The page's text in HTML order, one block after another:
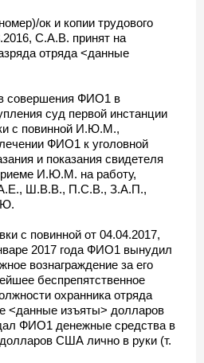
ок и копии трудового
С.А.В. принят на
отряда <данные
совершения ФИО1 в
суд первой инстанции
с повинной И.Ю.М.,
ФИО1 к уголовной
и показания свидетеля
И.Ю.М. на работу,
Ш.В.В., П.С.В., З.А.П.,
с повинной от 04.04.2017,
2017 года ФИО1 вынудил
вознаграждение за его
беспрепятственное
охранника отряда
<данные изъяты> долларов
ФИО1 денежные средства в
США лично в руки (т.